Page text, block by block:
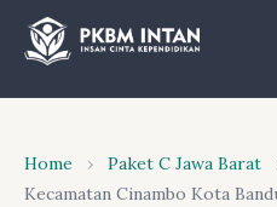
Home › Paket C Jawa Barat
Kecamatan Cinambo Kota